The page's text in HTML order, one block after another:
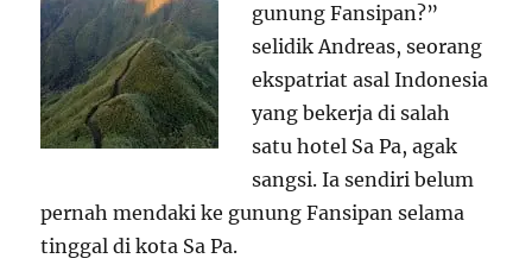
gunung Fansipan?”
selidik Andreas, seorang
ekspatriat asal Indonesia
yang bekerja di salah
satu hotel Sa Pa, agak
sangsi. Ia sendiri belum
pernah mendaki ke gunung Fansipan selama
tinggal di kota Sa Pa.